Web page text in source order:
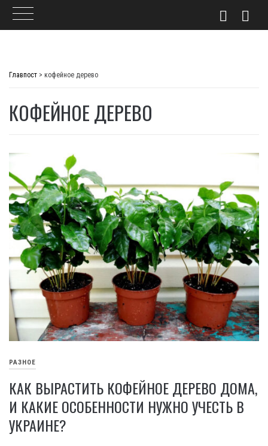
Главпост > кофейное дерево
КОФЕЙНОЕ ДЕРЕВО
РАЗНОЕ
КАК ВЫРАСТИТЬ КОФЕЙНОЕ ДЕРЕВО ДОМА,
И КАКИЕ ОСОБЕННОСТИ НУЖНО УЧЕСТЬ В
УКРАИНЕ?